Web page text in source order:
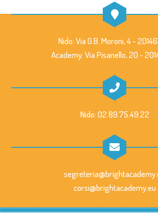
Nido: Via G.B. Moroni, 4 -
Academy: Via Pisanello, 20 -
Nido: 02.89.75.49.22
corsi@brightacademy.eu